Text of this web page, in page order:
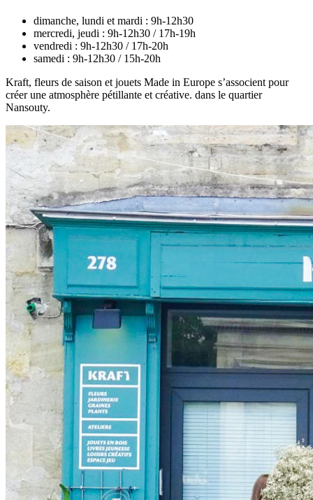
dimanche, lundi et mardi : 9h-12h30
mercredi, jeudi : 9h-12h30 / 17h-19h
vendredi : 9h-12h30 / 17h-20h
samedi : 9h-12h30 / 15h-20h
Kraft, fleurs de saison et jouets Made in Europe s’associent pour
créer une atmosphère pétillante et créative. dans le quartier
Nansouty.